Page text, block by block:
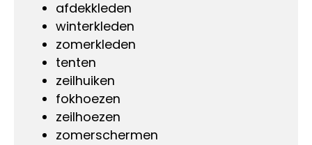
afdekkleden
winterkleden
zomerkleden
tenten
zeilhuiken
fokhoezen
zeilhoezen
zomerschermen